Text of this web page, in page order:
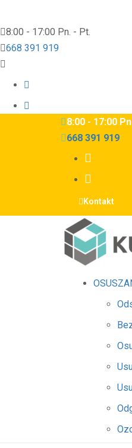
8:00 - 17:00 Pn. - Pt.
668 391 919
8:00 - 17:00
668 391 919
Kontakt